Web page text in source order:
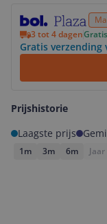
3 tot 4 dagen
Gratis verzending
Prijshistorie
Laagste prijs
1m 3m 6m Jaar